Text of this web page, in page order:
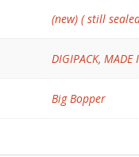
(new) ( still
DIGIPACK,MADE
Big Bopper